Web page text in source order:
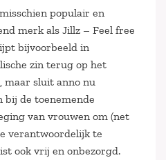
populair en
merk als Jillz – Feel free
bijvoorbeeld in
zin terug op het
maar sluit anno nu
de toenemende
van vrouwen om (net
verantwoordelijk te
ook vrij en onbezorgd.